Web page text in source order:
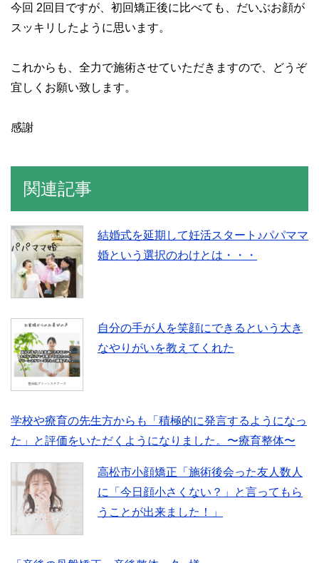
今回 2回目ですが、初回矯正後に比べても、だいぶお顔が
スッキリしたように思います。
これからも、全力で施術させていただきますので、どうぞ
宜しくお願い致します。
感謝
関連記事
結婚式を延期して妊活スタート♪パパママ
婚という選択のわけとは・・・
自分の手が人を笑顔にできるという大き
なやりがいを教えてくれた
学校や療育の先生方からも「積極的に発言するようになっ
た」と評価をいただくようになりました。〜療育整体〜
高松市小顔矯正「施術後会った友人数人
に「今日顔小さくない？」と言ってもら
うことが出来ました！」